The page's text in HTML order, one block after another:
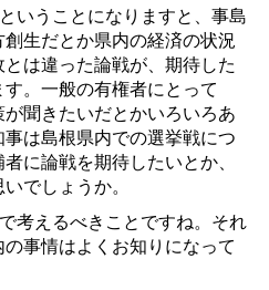
いうことになりますと、事島
生だとか県内の経済の状況
は違った論戦が、期待した
。一般の有権者にとって
聞きたいだとかいろいろあ
は島根県内での選挙戦につ
に論戦を期待したいとか、
でしょうか。
考えるべきことですね。それ
事情はよくお知りになって